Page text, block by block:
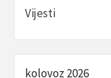
Vijesti
kolovoz 2026